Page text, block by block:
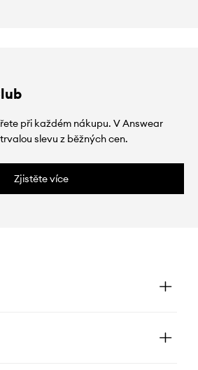
při každém nákupu. V Answear
trvalou slevu z běžných cen.
Zjistěte více